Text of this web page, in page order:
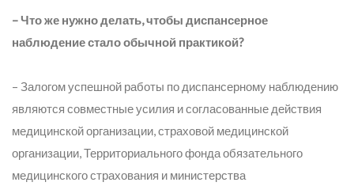
– Что же нужно делать, чтобы диспансерное
наблюдение стало обычной практикой?
– Залогом успешной работы по диспансерному наблюдению
являются совместные усилия и согласованные действия
медицинской организации, страховой медицинской
организации, Территориального фонда обязательного
медицинского страхования и министерства